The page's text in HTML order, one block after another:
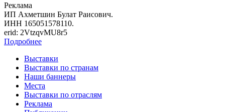
Реклама
ИП Ахметшин Булат Раисович.
ИНН 165051578110.
erid: 2VtzqvMU8r5
Подробнее
Выставки
Выставки по странам
Наши баннеры
Места
Выставки по отраслям
Реклама